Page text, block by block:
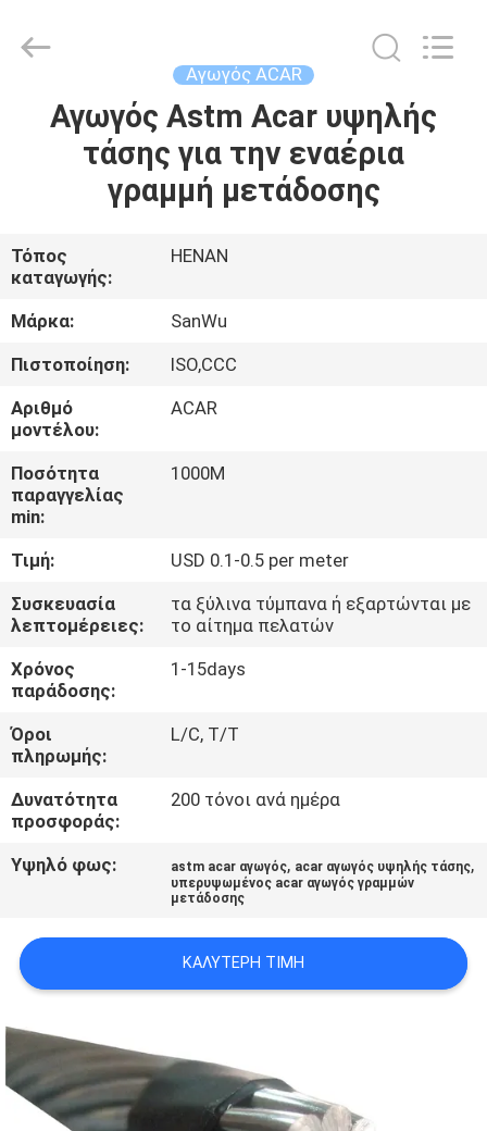
ΣΠΊΤΙ
ΠΡΟΪΌΝΤΑ
ΠΕΡΊΠΟΥ
ΕΜΕΊΣ
ΓΎΡΟΣ
ΕΡΓΟΣΤΑΣΊΩΝ
ΠΟΙΟΤΙΚΌΣ
ΈΛΕΓΧΟΣ
ΜΑΣ
ΕΛΆΤΕ
ΕΠΑΦΉ
ΜΕ
ΕΙΔΉΣΕΙΣ
ΖΗΤΉΣΤΕ
ΑΠΌΣΠΑΣΜΑ
SITEMAP
PRIVACY
POLICY
Αγωγός ACAR
Αγωγός Astm Acar υψηλής
τάσης για την εναέρια
γραμμή μετάδοσης
Τόπος
καταγωγής:
HENAN
Μάρκα:
SanWu
Πιστοποίηση:
ISO,CCC
Αριθμό
μοντέλου:
ACAR
Ποσότητα
παραγγελίας
min:
1000M
Τιμή:
USD 0.1-0.5 per meter
Συσκευασία
λεπτομέρειες:
τα ξύλινα τύμπανα ή εξαρτώνται με
το αίτημα πελατών
Χρόνος
παράδοσης:
1-15days
Όροι
πληρωμής:
L/C, T/T
Δυνατότητα
προσφοράς:
200 τόνοι ανά ημέρα
Υψηλό φως: astm acar αγωγός, acar αγωγός υψηλής τάσης,
υπερυψωμένος acar αγωγός γραμμών
μετάδοσης
ΚΑΛΎΤΕΡΗ ΤΙΜΉ